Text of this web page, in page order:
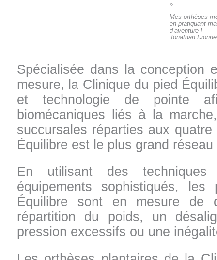
»
Mes orthèses
en pratiquant
d’aventure !
Jonathan
Spécialisée dans la conception
mesure, la Clinique du pied
et technologie de pointe
biomécaniques liés à la
succursales réparties aux
Équilibre est le plus grand
En utilisant des techniques
équipements sophistiqués,
Équilibre sont en mesure de
répartition du poids, un
pression excessifs ou une